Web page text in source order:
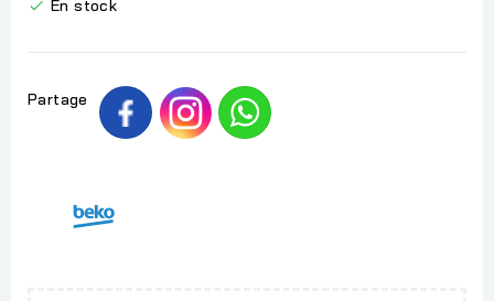
 En stock
Partage